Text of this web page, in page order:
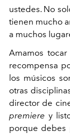
ustedes. No
tienen mucho
a muchos
Amamos
recompensa
los músicos
otras
director de
premiere y
porque debes